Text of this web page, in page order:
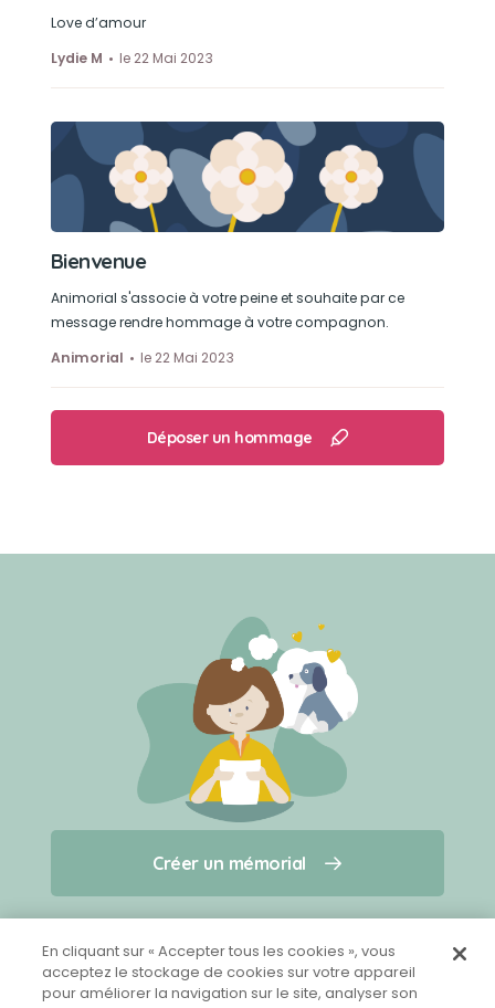
Créer un mémorial
Qui sommes-nous ?
Nous contacter
Love d’amour
Lydie M
le 22 Mai 2023
Bienvenue
Animorial s'associe à votre peine et souhaite par ce
message rendre hommage à votre compagnon.
Animorial
le 22 Mai 2023
Déposer un hommage
Créer un mémorial
En cliquant sur « Accepter tous les cookies », vous
acceptez le stockage de cookies sur votre appareil
pour améliorer la navigation sur le site, analyser son